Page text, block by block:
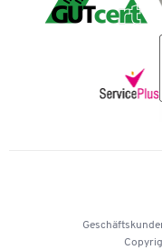
Karriere
Vorkasse